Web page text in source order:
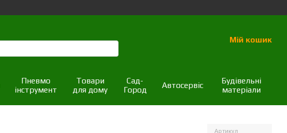
Мій кошик
Пневмо
інструмент
Товари
для дому
Сад-
Город
Автосервіс
Будівельні
матеріали
Артикул